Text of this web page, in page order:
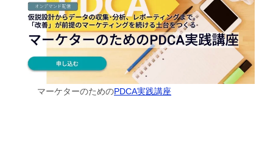
マーケターのためのPDCA実践講座